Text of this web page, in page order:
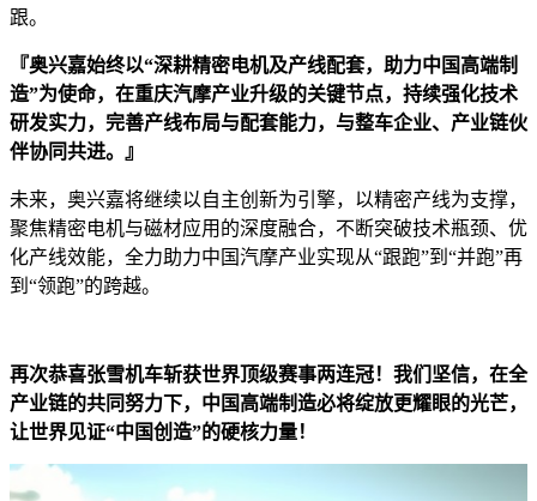
跟。
『奥兴嘉始终以“深耕精密电机及产线配套，助力中国高端制
造”为使命，在重庆汽摩产业升级的关键节点，持续强化技术
研发实力，完善产线布局与配套能力，与整车企业、产业链伙
伴协同共进。』
未来，奥兴嘉将继续以自主创新为引擎，以精密产线为支撑，
聚焦精密电机与磁材应用的深度融合，不断突破技术瓶颈、优
化产线效能，全力助力中国汽摩产业实现从“跟跑”到“并跑”再
到“领跑”的跨越。
再次恭喜张雪机车斩获世界顶级赛事两连冠！我们坚信，在全
产业链的共同努力下，中国高端制造必将绽放更耀眼的光芒，
让世界见证“中国创造”的硬核力量！